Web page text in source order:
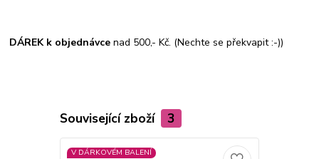
DÁREK k objednávcenad 500,- Kč. (Nechte se překvapit :-))
Související zboží 3
V DÁRKOVÉM BALENÍ